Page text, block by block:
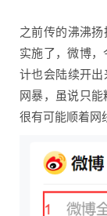
之前传的沸沸
实施了，微博
计也会陆续开出
网暴，虽说只能
很有可能顺着网